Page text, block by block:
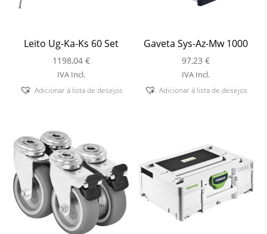
Leito Ug-Ka-Ks 60 Set
1198,04 €
IVA Incl.
Adicionar á lista de desejos
Gaveta Sys-Az-Mw 1000
97,23€
IVA Incl.
Adicionar á lista de desejos